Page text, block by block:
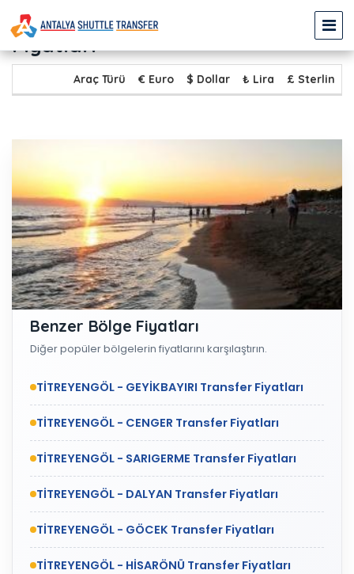
TİTREYENGÖL - ÇOLAKLI Transfer
Fiyatları
Araç Türü € Euro $ Dollar ₺ Lira £ Sterlin
Benzer Bölge Fiyatları
Diğer popüler bölgelerin fiyatlarını karşılaştırın.
TİTREYENGÖL - GEYİKBAYIRI Transfer Fiyatları
TİTREYENGÖL - CENGER Transfer Fiyatları
TİTREYENGÖL - SARIGERME Transfer Fiyatları
TİTREYENGÖL - DALYAN Transfer Fiyatları
TİTREYENGÖL - GÖCEK Transfer Fiyatları
TİTREYENGÖL - HİSARÖNÜ Transfer Fiyatları